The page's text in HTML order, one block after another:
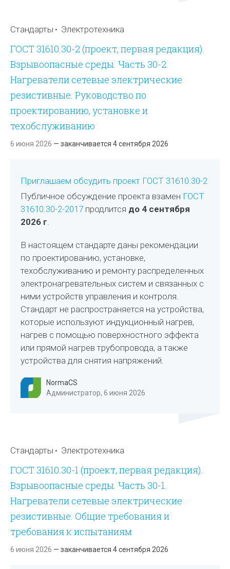
Стандарты Электротехника
ГОСТ 31610.30-2 (проект, первая редакция).
Взрывоопасные среды. Часть 30-2.
Нагреватели сетевые электрические
резистивные. Руководство по
проектированию, установке и
техобслуживанию
6 июня 2026 — заканчивается 4 сентября 2026
Приглашаем обсудить проект ГОСТ 31610.30-2
Публичное обсуждение проекта взамен ГОСТ
31610.30-2-2017 продлится до 4 сентября
2026 г.
В настоящем стандарте даны рекомендации
по проектированию, установке,
техобслуживанию и ремонту распределенных
электронагревательных систем и связанных с
ними устройств управления и контроля.
Стандарт не распространяется на устройства,
которые используют индукционный нагрев,
нагрев с помощью поверхностного эффекта
или прямой нагрев трубопровода, а также
устройства для снятия напряжений.
NormaCS
Администратор, 6 июня 2026
Стандарты Электротехника
ГОСТ 31610.30-1 (проект, первая редакция).
Взрывоопасные среды. Часть 30-1.
Нагреватели сетевые электрические
резистивные. Общие требования и
требования к испытаниям
6 июня 2026 — заканчивается 4 сентября 2026